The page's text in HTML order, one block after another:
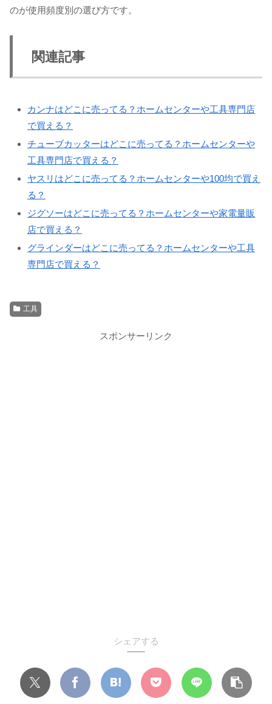
のが使用頻度別の選び方です。
関連記事
カンナはどこに売ってる？ホームセンターや工具専門店
で買える？
チューブカッターはどこに売ってる？ホームセンターや
工具専門店で買える？
ヤスリはどこに売ってる？ホームセンターや100均で買え
る？
ジグソーはどこに売ってる？ホームセンターや家電量販
店で買える？
グラインダーはどこに売ってる？ホームセンターや工具
専門店で買える？
工具
スポンサーリンク
シェアする